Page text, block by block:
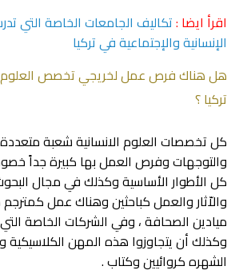
اقرأ ايضا :تكاليف الجامعات الخاصة التي
الإنسانية والإجتماعية في تركيا
هل هناك فرص عمل لخريجي تخصص العلوم
تركيا ؟
كل تخصصات العلوم الانسانية شعبة
والتوجهات وفرص العمل بها كبيرة جداً
كل الأطوار الأساسية وكذلك في مجال البحوث
والاّثار والعمل كباحثين وهناك عمل
ميادين الصحافة ، وفي الشركات الخاصة
وكذلك أن يتجاوزوا هذه المهن الكلاسيكية
الشهره كروائيين وكتاب .